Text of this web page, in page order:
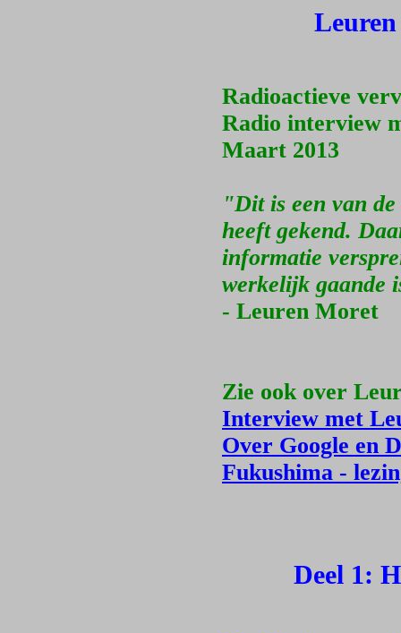
Radioactieve
Radio interview
Maart 2013
"Dit is een van
heeft gekend.
informatie
werkelijk gaande
- Leuren Moret
Zie ook over
Interview met
Over Google en
Fukushima -
Deel 1: